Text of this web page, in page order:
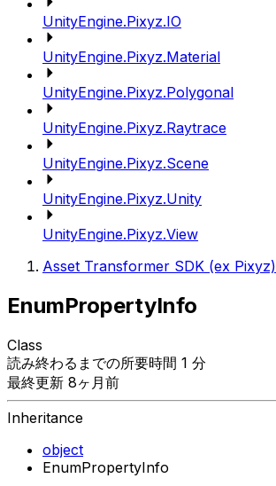
UnityEngine.Pixyz.IO
UnityEngine.Pixyz.Material
UnityEngine.Pixyz.Polygonal
UnityEngine.Pixyz.Raytrace
UnityEngine.Pixyz.Scene
UnityEngine.Pixyz.Unity
UnityEngine.Pixyz.View
Asset Transformer SDK (ex Pixyz)
EnumPropertyInfo
Class
読み終わるまでの所要時間 1 分
最終更新 8ヶ月前
Inheritance
object
EnumPropertyInfo